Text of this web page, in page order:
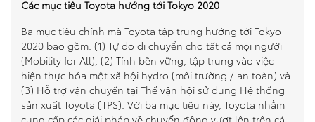
Các mục tiêu Toyota hướng tới Tokyo 2020
Ba mục tiêu chính mà Toyota tập trung hướng tới Tokyo
2020 bao gồm: (1) Tự do di chuyển cho tất cả mọi người
(Mobility for All), (2) Tính bền vững, tập trung vào việc
hiện thực hóa một xã hội hydro (môi trường / an toàn) và
(3) Hỗ trợ vận chuyển tại Thế vận hội sử dụng Hệ thống
sản xuất Toyota (TPS). Với ba mục tiêu này, Toyota nhằm